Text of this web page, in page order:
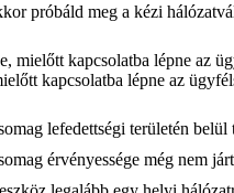
próbáld meg a kézi
mielőtt kapcsolatba lépne az
kapcsolatba lépne az
lefedettségi területén belül
érvényessége még nem